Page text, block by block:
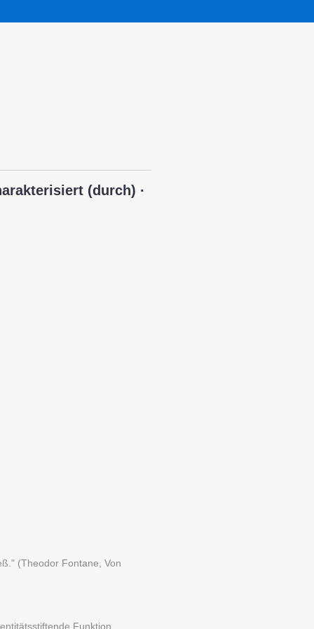
(durch) ·
(Theodor Fontane, Von
Funktion